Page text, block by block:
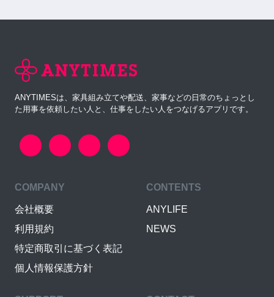
ANYTIMESは、家具組み立てや配送、家事などの日常のちょっとし
た用事を依頼したい人と、仕事をしたい人をつなげるアプリです。
COMPANY
会社概要
利用規約
特定商取引に基づく表記
個人情報保護方針
CONTENTS
ANYLIFE
NEWS